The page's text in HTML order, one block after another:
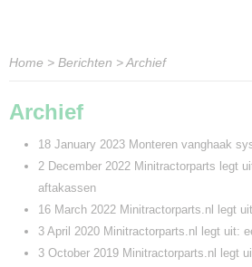
Home > Berichten > Archief
Archief
18 January 2023 Monteren vanghaak
2 December 2022 Minitractorparts legt
aftakassen
16 March 2022 Minitractorparts.nl legt
3 April 2020 Minitractorparts.nl legt uit:
3 October 2019 Minitractorparts.nl legt